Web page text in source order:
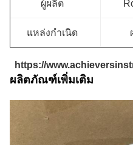
ผู้ผลิต
แหล่งกำเนิด
https://
ผลิตภัณฑ์เพิ่มเติม